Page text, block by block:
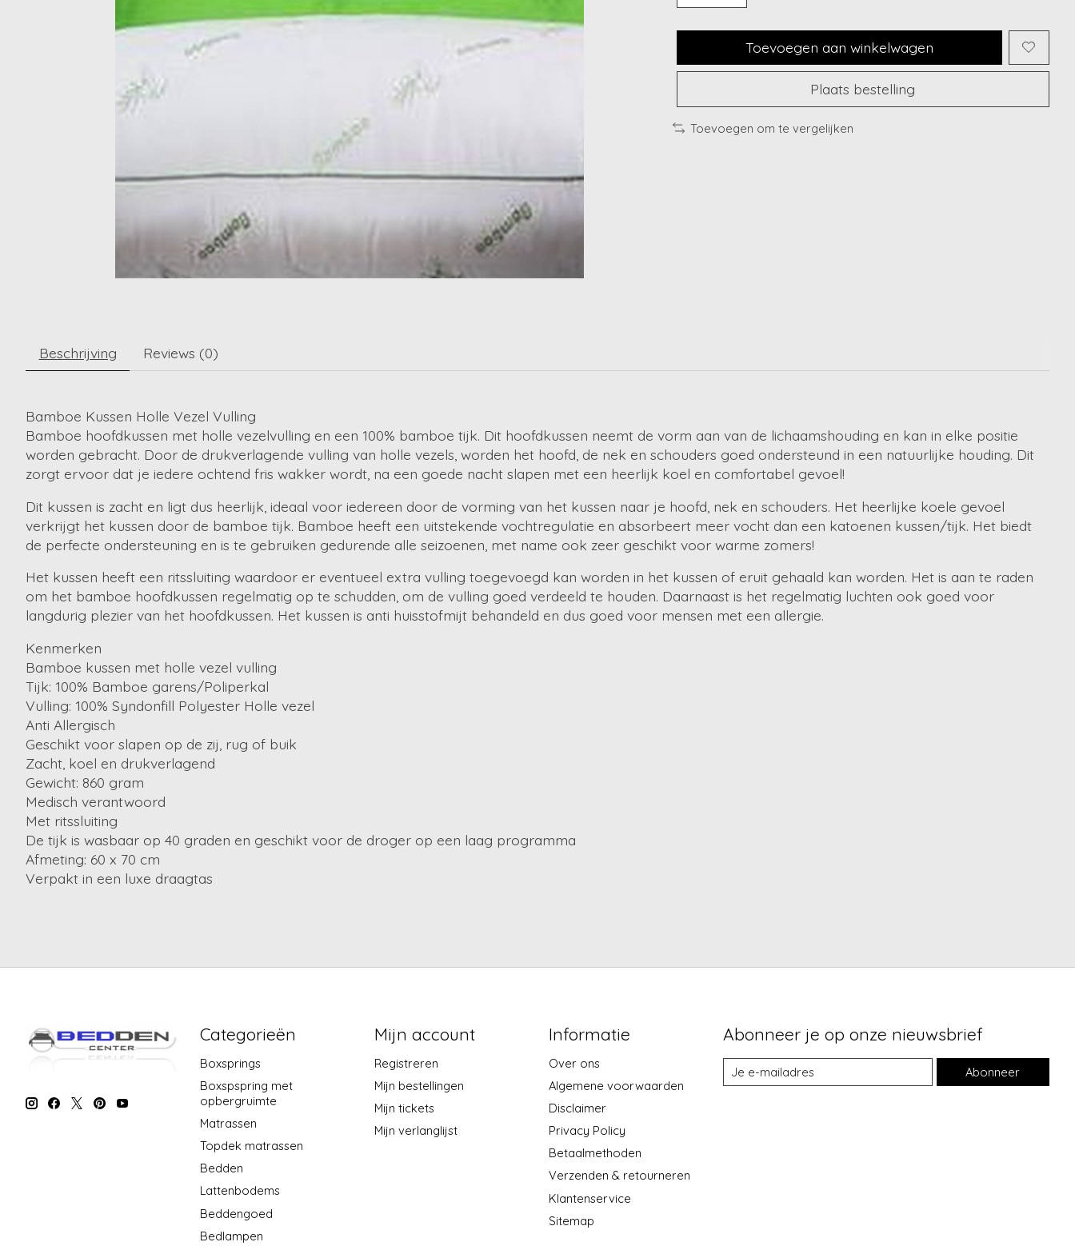
Toevoegen aan winkelwagen
Plaats bestelling
Toevoegen om te vergelijken
Beschrijving Reviews (0)
Bamboe Kussen Holle Vezel Vulling
Bamboe hoofdkussen met holle vezelvulling en een 100% bamboe tijk. Dit hoofdkussen neemt de vorm aan van de lichaamshouding en kan in elke positie
worden gebracht. Door de drukverlagende vulling van holle vezels, worden het hoofd, de nek en schouders goed ondersteund in een natuurlijke houding. Dit
zorgt ervoor dat je iedere ochtend fris wakker wordt, na een goede nacht slapen met een heerlijk koel en comfortabel gevoel!
Dit kussen is zacht en ligt dus heerlijk, ideaal voor iedereen door de vorming van het kussen naar je hoofd, nek en schouders. Het heerlijke koele gevoel
verkrijgt het kussen door de bamboe tijk. Bamboe heeft een uitstekende vochtregulatie en absorbeert meer vocht dan een katoenen kussen/tijk. Het biedt
de perfecte ondersteuning en is te gebruiken gedurende alle seizoenen, met name ook zeer geschikt voor warme zomers!
Het kussen heeft een ritssluiting waardoor er eventueel extra vulling toegevoegd kan worden in het kussen of eruit gehaald kan worden. Het is aan te raden
om het bamboe hoofdkussen regelmatig op te schudden, om de vulling goed verdeeld te houden. Daarnaast is het regelmatig luchten ook goed voor
langdurig plezier van het hoofdkussen. Het kussen is anti huisstofmijt behandeld en dus goed voor mensen met een allergie.
Kenmerken
Bamboe kussen met holle vezel vulling
Tijk: 100% Bamboe garens/Poliperkal
Vulling: 100% Syndonfill Polyester Holle vezel
Anti Allergisch
Geschikt voor slapen op de zij, rug of buik
Zacht, koel en drukverlagend
Gewicht: 860 gram
Medisch verantwoord
Met ritssluiting
De tijk is wasbaar op 40 graden en geschikt voor de droger op een laag programma
Afmeting: 60 x 70 cm
Verpakt in een luxe draagtas
Categorieën
Boxsprings
Boxspspring met
opbergruimte
Matrassen
Topdek matrassen
Bedden
Lattenbodems
Beddengoed
Bedlampen
Mijn account
Registreren
Mijn bestellingen
Mijn tickets
Mijn verlanglijst
Informatie
Over ons
Algemene voorwaarden
Disclaimer
Privacy Policy
Betaalmethoden
Verzenden & retourneren
Klantenservice
Sitemap
Abonneer je op onze nieuwsbrief
Abonneer